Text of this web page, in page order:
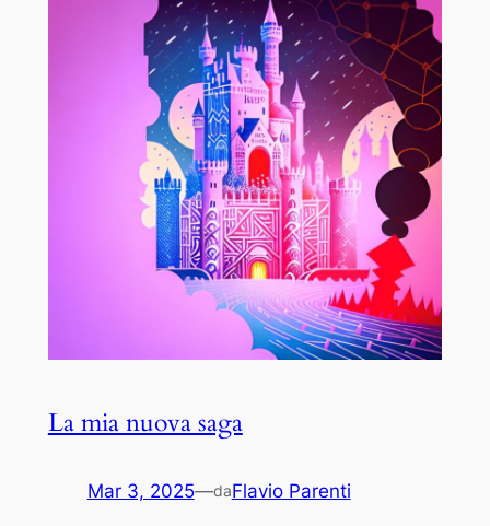
La mia nuova saga
Mar 3, 2025—daFlavio Parenti